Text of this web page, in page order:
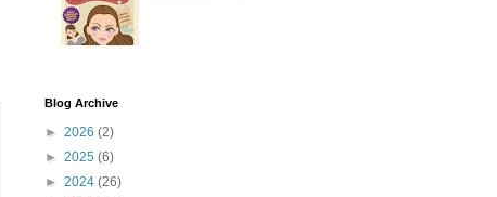
Blog Archive
► 2026 (2)
► 2025 (6)
► 2024 (26)